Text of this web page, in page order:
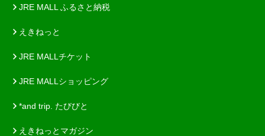
JRE MALL ふるさと納税
えきねっと
JRE MALLチケット
JRE MALLショッピング
*and trip. たびびと
えきねっとマガジン